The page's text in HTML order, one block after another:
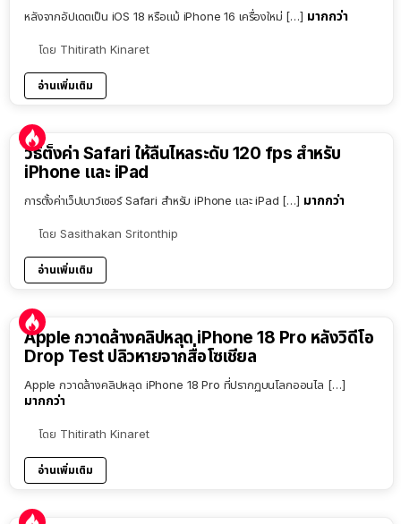
หลังจากอัปเดตเป็น iOS 18 หรือแม้ iPhone 16 เครื่องใหม่ […] มากกว่า
โดย Thitirath Kinaret
อ่านเพิ่มเติม
วิธีตั้งค่า Safari ให้ลื่นไหลระดับ 120 fps สำหรับ
iPhone และ iPad
การตั้งค่าเว็ปเบาว์เซอร์ Safari สำหรับ iPhone และ iPad […] มากกว่า
โดย Sasithakan Sritonthip
อ่านเพิ่มเติม
Apple กวาดล้างคลิปหลุด iPhone 18 Pro หลังวิดีโอ
Drop Test ปลิวหายจากสื่อโซเชียล
Apple กวาดล้างคลิปหลุด iPhone 18 Pro ที่ปรากฏบนโลกออนไล […]
มากกว่า
โดย Thitirath Kinaret
อ่านเพิ่มเติม